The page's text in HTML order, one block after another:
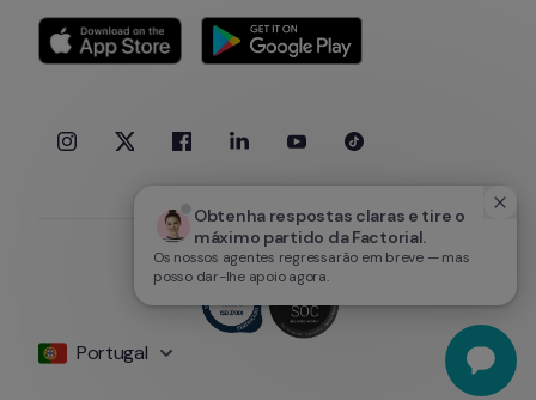
Obtenha respostas claras e tire o
máximo partido da Factorial.
Os nossos agentes regressarão em breve — mas
posso dar-lhe apoio agora.
Portugal